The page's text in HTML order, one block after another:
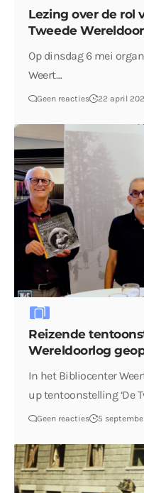
Lezing over de rol
Tweede
Op dinsdag 6 mei
Weert…
Geen reacties 22 april
Reizende
Wereldoorlog
In het Bibliocenter
up tentoonstelling ‘De
Geen reacties 5